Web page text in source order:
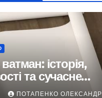
історія,
та сучасне
ПОТАПЕНКО ОЛЕКСАНДР